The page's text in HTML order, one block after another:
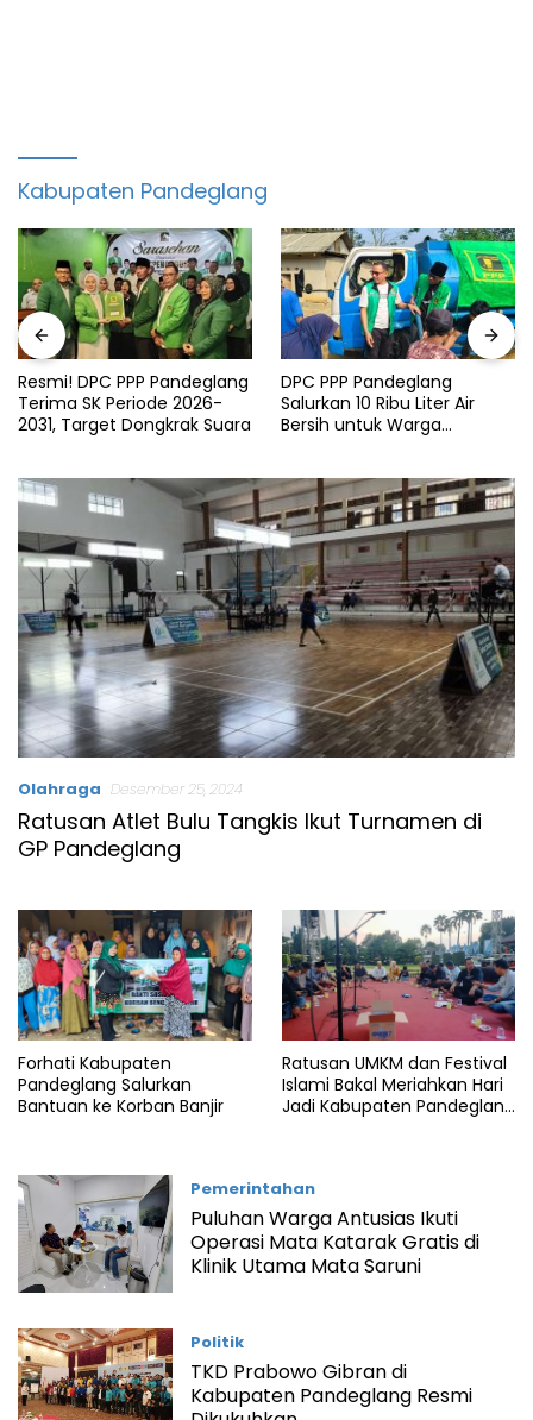
Kabupaten Pandeglang
Resmi! DPC PPP Pandeglang
Terima SK Periode 2026-
2031, Target Dongkrak Suara
DPC PPP Pandeglang
Salurkan 10 Ribu Liter Air
Bersih untuk Warga
Olahraga Desember 25, 2024
Ratusan Atlet Bulu Tangkis Ikut Turnamen di
GP Pandeglang
Forhati Kabupaten
Pandeglang Salurkan
Bantuan ke Korban Banjir
Ratusan UMKM dan Festival
Islami Bakal Meriahkan Hari
Jadi Kabupaten Pandeglang
Pemerintahan
Puluhan Warga Antusias Ikuti
Operasi Mata Katarak Gratis di
Klinik Utama Mata Saruni
Politik
TKD Prabowo Gibran di
Kabupaten Pandeglang Resmi